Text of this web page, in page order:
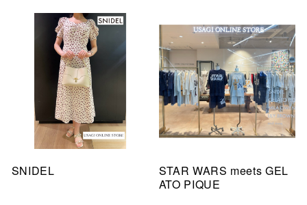
SNIDEL
STAR WARS meets GEL
ATO PIQUE